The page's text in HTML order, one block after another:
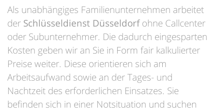
Als unabhängiges Familienunternehmen arbeitet
der Schlüsseldienst Düsseldorfohne Callcenter
oder Subunternehmer. Die dadurch eingesparten
Kosten geben wir an Sie in Form fair kalkulierter
Preise weiter. Diese orientieren sich am
Arbeitsaufwand sowie an der Tages- und
Nachtzeit des erforderlichen Einsatzes. Sie
befinden sich in einer Notsituation und suchen